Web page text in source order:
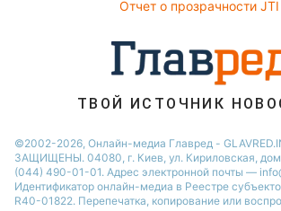
Отчет о прозрачности JTI
ТВОЙ ИСТОЧНИК
©2002-2026, Онлайн-медиа Главред -
ЗАЩИЩЕНЫ. 04080, г. Киев, ул. Кириловская,
(044) 490-01-01. Адрес электронной почты —
Идентификатор онлайн-медиа в Реестре
R40-01822. Перепечатка, копирование или